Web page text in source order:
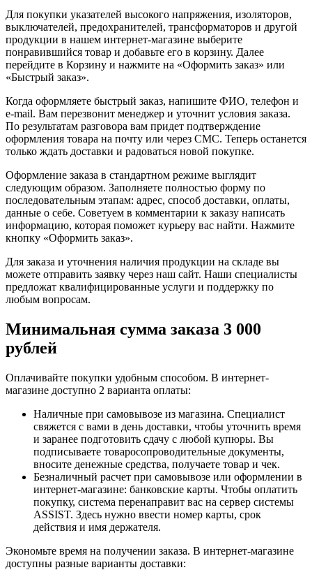
Для покупки указателей высокого напряжения, изоляторов,
выключателей, предохранителей, трансформаторов и другой
продукции в нашем интернет-магазине выберите
понравившийся товар и добавьте его в корзину. Далее
перейдите в Корзину и нажмите на «Оформить заказ» или
«Быстрый заказ».
Когда оформляете быстрый заказ, напишите ФИО, телефон и
e-mail. Вам перезвонит менеджер и уточнит условия заказа.
По результатам разговора вам придет подтверждение
оформления товара на почту или через СМС. Теперь останется
только ждать доставки и радоваться новой покупке.
Оформление заказа в стандартном режиме выглядит
следующим образом. Заполняете полностью форму по
последовательным этапам: адрес, способ доставки, оплаты,
данные о себе. Советуем в комментарии к заказу написать
информацию, которая поможет курьеру вас найти. Нажмите
кнопку «Оформить заказ».
Для заказа и уточнения наличия продукции на складе вы
можете отправить заявку через наш сайт. Наши специалисты
предложат квалифицированные услуги и поддержку по
любым вопросам.
Минимальная сумма заказа 3 000
рублей
Оплачивайте покупки удобным способом. В интернет-
магазине доступно 2 варианта оплаты:
Наличные при самовывозе из магазина. Специалист
свяжется с вами в день доставки, чтобы уточнить время
и заранее подготовить сдачу с любой купюры. Вы
подписываете товаросопроводительные документы,
вносите денежные средства, получаете товар и чек.
Безналичный расчет при самовывозе или оформлении в
интернет-магазине: банковские карты. Чтобы оплатить
покупку, система перенаправит вас на сервер системы
ASSIST. Здесь нужно ввести номер карты, срок
действия и имя держателя.
Экономьте время на получении заказа. В интернет-магазине
доступны разные варианты доставки: